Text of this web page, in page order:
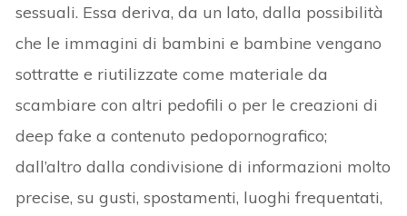
sessuali. Essa deriva, da un lato, dalla possibilità
che le immagini di bambini e bambine vengano
sottratte e riutilizzate come materiale da
scambiare con altri pedofili o per le creazioni di
deep fake a contenuto pedopornografico;
dall’altro dalla condivisione di informazioni molto
precise, su gusti, spostamenti, luoghi frequentati,